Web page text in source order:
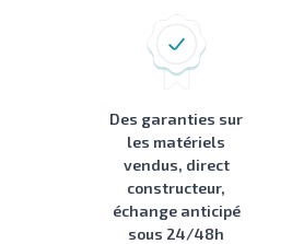
Des garanties sur
les matériels
vendus, direct
constructeur,
échange anticipé
sous 24/48h